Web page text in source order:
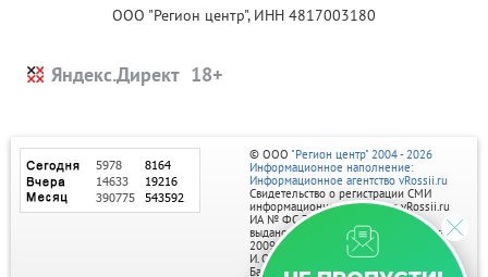
ООО "Регион центр", ИНН 4817003180
Яндекс.Директ
© ООО "Регион центр" 2004 - 2026
Информационное наполнение:
Информационное агентство vRossii.ru
Свидетельство о регистрации СМИ
информационного агентства vRossii.ru
ИА № ФС 77‑35502
выдано РОСКОМНАДЗОРом 04 марта
2009г.
И. О. Главного редактора Нарыков А. Н.
Баннеры на портале размещаются на